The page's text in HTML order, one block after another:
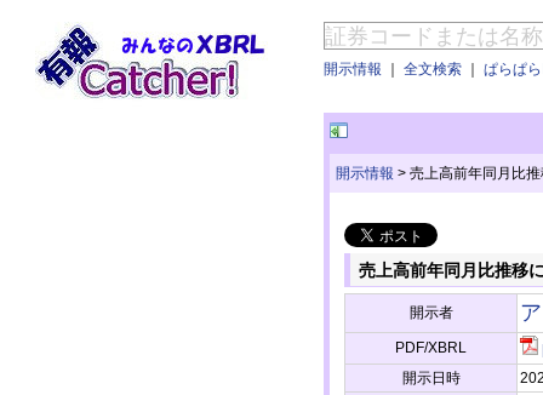
開示情報 ｜ 全文検索 ｜ ぱらぱ
開示情報 > 売上高前年同月比
売上高前年同月比推移
開示者
PDF/XBRL
開示日時